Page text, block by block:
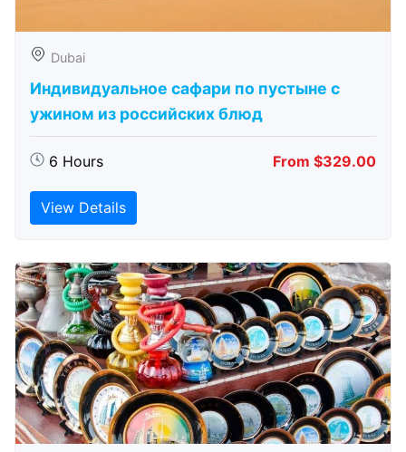
Dubai
Индивидуальное сафари по пустыне с
ужином из российских блюд
6 Hours From $329.00
View Details